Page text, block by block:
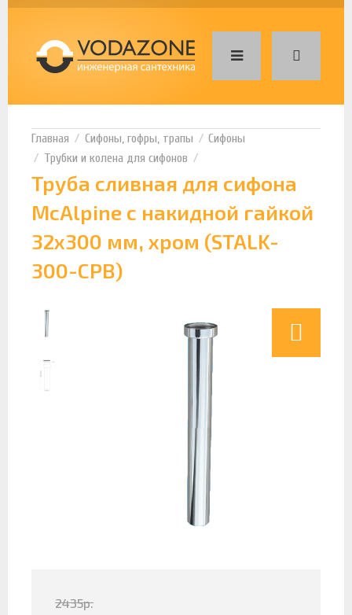
Сифоны, гофры, трапы
Сифоны
Трубки и колена для сифонов
Труба сливная для сифона
McAlpine с накидной гайкой
32x300 мм, хром (STALK-
300-CPB)
2435р.